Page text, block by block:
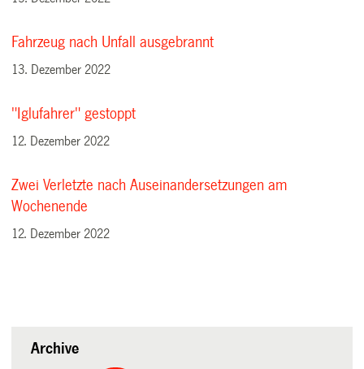
Fahrzeug nach Unfall ausgebrannt
13. Dezember 2022
"Iglufahrer" gestoppt
12. Dezember 2022
Zwei Verletzte nach Auseinandersetzungen am
Wochenende
12. Dezember 2022
Archive